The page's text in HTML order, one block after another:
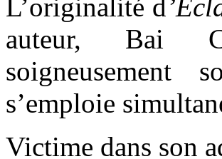
L’originalité d
auteur, Bai
soigneusement
s’emploie
Victime dans son